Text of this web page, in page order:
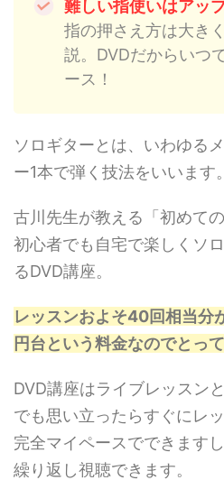
難しい指使いはアッ
指の押さえ方は大き
説。DVDだからいつ
ース！
ソロギターとは、いわゆる
ー1本で弾く技法をいいます。
古川先生が教える「初めて
初心者でも自宅で楽しくソ
るDVD講座。
レッスンおよそ40回相当分
円台という料金なのでとっ
DVD講座はライブレッスン
でも思い立ったらすぐにレ
完全マイペースでできます
繰り返し視聴できます。